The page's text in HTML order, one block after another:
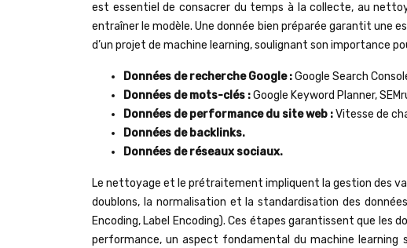
est essentiel de consacrer du temps à la collecte, au
entraîner le modèle. Une donnée bien préparée garantit une
d’un projet de machine learning, soulignant son importance
Données de recherche Google :Google Search
Données de mots-clés :Google Keyword Planner,
Données de performance du site web :Vitesse de
Données de backlinks.
Données de réseaux sociaux.
Le nettoyage et le prétraitement impliquent la gestion des
doublons, la normalisation et la standardisation des
Encoding, Label Encoding). Ces étapes garantissent que
performance, un aspect fondamental du machine learning